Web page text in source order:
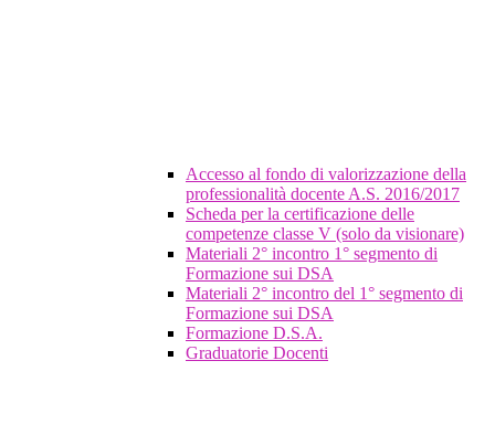
Accesso al fondo di valorizzazione della
professionalità docente A.S. 2016/2017
Scheda per la certificazione delle
competenze classe V (solo da visionare)
Materiali 2° incontro 1° segmento di
Formazione sui DSA
Materiali 2° incontro del 1° segmento di
Formazione sui DSA
Formazione D.S.A.
Graduatorie Docenti